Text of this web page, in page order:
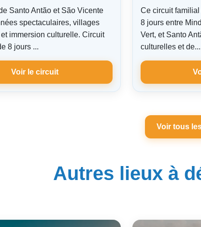
Santo Antão et São Vicente
spectaculaires, villages
immersion culturelle. Circuit
8 jours ...
Voir le circuit
Ce circuit
8 jours entre
Vert, et Santo
culturelles et de...
Voir tous
Autres lieux à